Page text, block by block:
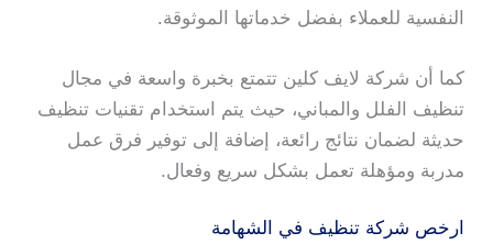
النفسية للعملاء بفضل خدماتها الموثوقة.
كما أن شركة لايف كلين تتمتع بخبرة واسعة في مجال
تنظيف الفلل والمباني، حيث يتم استخدام تقنيات تنظيف
حديثة لضمان نتائج رائعة، إضافة إلى توفير فرق عمل
مدربة ومؤهلة تعمل بشكل سريع وفعال.
ارخص شركة تنظيف في الشهامة